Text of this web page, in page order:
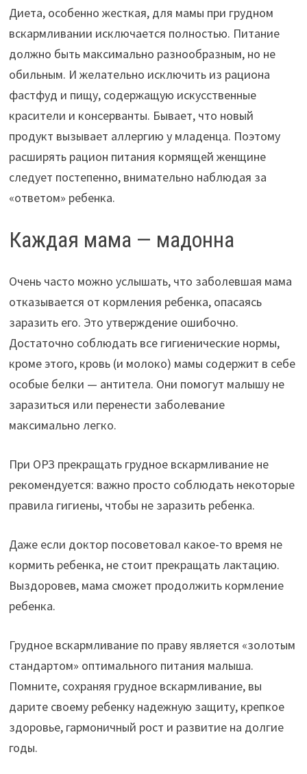
Диета, особенно жесткая, для мамы при грудном
вскармливании исключается полностью. Питание
должно быть максимально разнообразным, но не
обильным. И желательно исключить из рациона
фастфуд и пищу, содержащую искусственные
красители и консерванты. Бывает, что новый
продукт вызывает аллергию у младенца. Поэтому
расширять рацион питания кормящей женщине
следует постепенно, внимательно наблюдая за
«ответом» ребенка.
Каждая мама — мадонна
Очень часто можно услышать, что заболевшая мама
отказывается от кормления ребенка, опасаясь
заразить его. Это утверждение ошибочно.
Достаточно соблюдать все гигиенические нормы,
кроме этого, кровь (и молоко) мамы содержит в себе
особые белки — антитела. Они помогут малышу не
заразиться или перенести заболевание
максимально легко.
При ОРЗ прекращать грудное вскармливание не
рекомендуется: важно просто соблюдать некоторые
правила гигиены, чтобы не заразить ребенка.
Даже если доктор посоветовал какое-то время не
кормить ребенка, не стоит прекращать лактацию.
Выздоровев, мама сможет продолжить кормление
ребенка.
Грудное вскармливание по праву является «золотым
стандартом» оптимального питания малыша.
Помните, сохраняя грудное вскармливание, вы
дарите своему ребенку надежную защиту, крепкое
здоровье, гармоничный рост и развитие на долгие
годы.